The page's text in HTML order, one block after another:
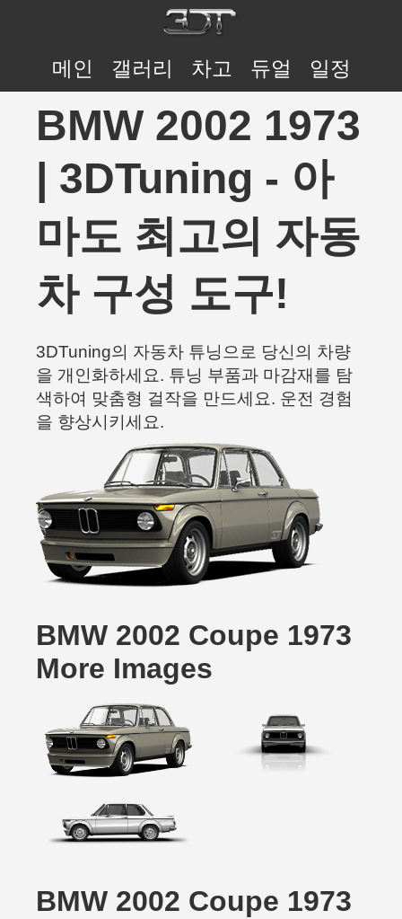
메인 갤러리 차고 듀얼 일정
BMW 2002 1973
| 3DTuning - 아
마도 최고의 자동
차 구성 도구!
3DTuning의 자동차 튜닝으로 당신의 차량
을 개인화하세요. 튜닝 부품과 마감재를 탐
색하여 맞춤형 걸작을 만드세요. 운전 경험
을 향상시키세요.
BMW 2002 Coupe 1973
More Images
BMW 2002 Coupe 1973